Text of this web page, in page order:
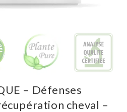
– Défenses
cheval –